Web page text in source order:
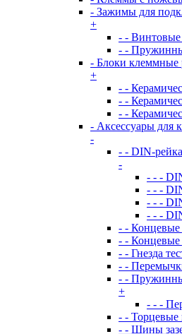
- Зажимы для
+
- - Винтовые
- -
- Блоки клеммные
+
- -
- -
- -
- Аксессуары для
-
- - DIN-
-
- - -
- - -
- - -
- - -
- -
- - Концевые
- - Гнезда
- -
- -
+
- - -
- - Торцевые
- - Шины